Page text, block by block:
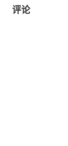
评论